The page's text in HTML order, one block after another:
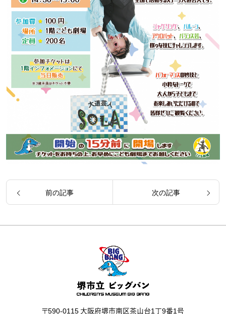
前の記事 次の記事
〒590-0115 大阪府堺市南区茶山台1丁9番1号